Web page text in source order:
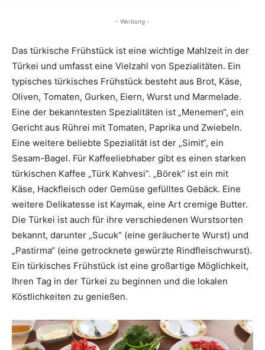
- Werbung -
Das türkische Frühstück ist eine wichtige Mahlzeit in der
Türkei und umfasst eine Vielzahl von Spezialitäten. Ein
typisches türkisches Frühstück besteht aus Brot, Käse,
Oliven, Tomaten, Gurken, Eiern, Wurst und Marmelade.
Eine der bekanntesten Spezialitäten ist „Menemen“, ein
Gericht aus Rührei mit Tomaten, Paprika und Zwiebeln.
Eine weitere beliebte Spezialität ist der „Simit“, ein
Sesam-Bagel. Für Kaffeeliebhaber gibt es einen starken
türkischen Kaffee „Türk Kahvesi“. „Börek“ ist ein mit
Käse, Hackfleisch oder Gemüse gefülltes Gebäck. Eine
weitere Delikatesse ist Kaymak, eine Art cremige Butter.
Die Türkei ist auch für ihre verschiedenen Wurstsorten
bekannt, darunter „Sucuk“ (eine geräucherte Wurst) und
„Pastirma“ (eine getrocknete gewürzte Rindfleischwurst).
Ein türkisches Frühstück ist eine großartige Möglichkeit,
Ihren Tag in der Türkei zu beginnen und die lokalen
Köstlichkeiten zu genießen.